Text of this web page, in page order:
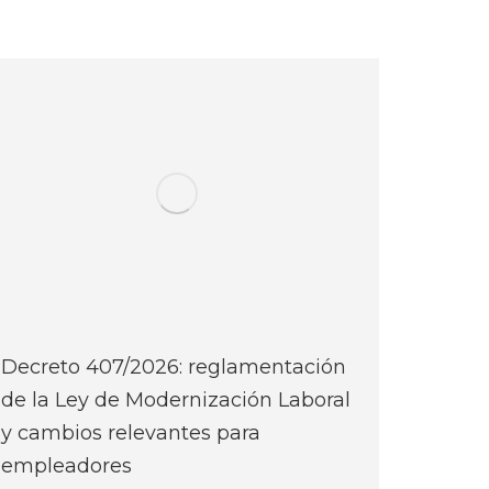
Decreto 407/2026: reglamentación
de la Ley de Modernización Laboral
y cambios relevantes para
empleadores